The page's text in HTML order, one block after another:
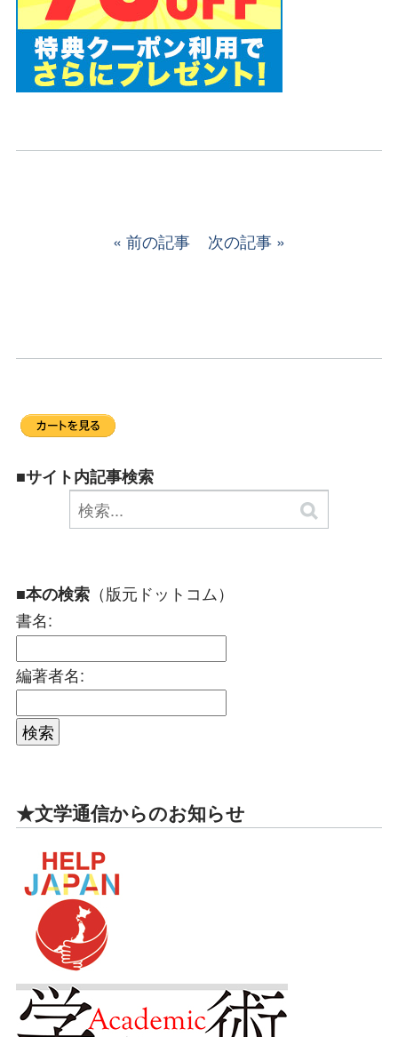
前の記事 次の記事
■サイト内記事検索
■本の検索 （版元ドットコム）
書名:
編著者名:
★文学通信からのお知らせ